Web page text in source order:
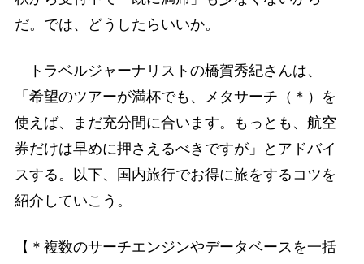
だ。では、どうしたらいいか。
トラベルジャーナリストの橋賀秀紀さんは、
「希望のツアーが満杯でも、メタサーチ（＊）を
使えば、まだ充分間に合います。もっとも、航空
券だけは早めに押さえるべきですが」とアドバイ
スする。以下、国内旅行でお得に旅をするコツを
紹介していこう。
【＊複数のサーチエンジンやデータベースを一括